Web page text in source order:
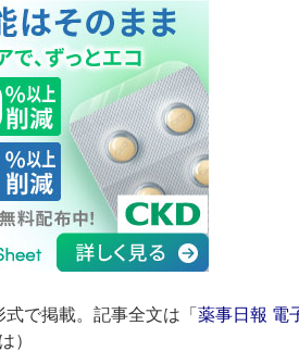
で掲載。記事全文は「 薬事日報 電
）